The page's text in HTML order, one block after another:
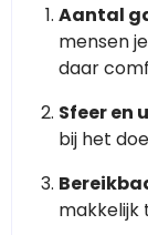
Aantal
mensen
daar
Sfeer en
bij het
makkelijk